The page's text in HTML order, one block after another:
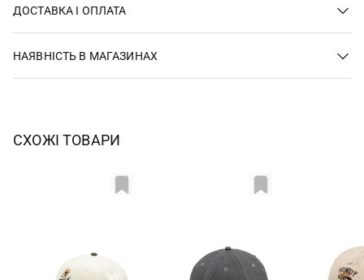
ДОСТАВКА І ОПЛАТА
НАЯВНІСТЬ В МАГАЗИНАХ
СХОЖІ ТОВАРИ